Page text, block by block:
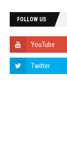
FOLLOW US